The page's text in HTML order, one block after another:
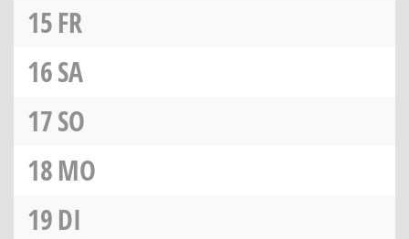
15FR
16SA
17SO
18MO
19DI